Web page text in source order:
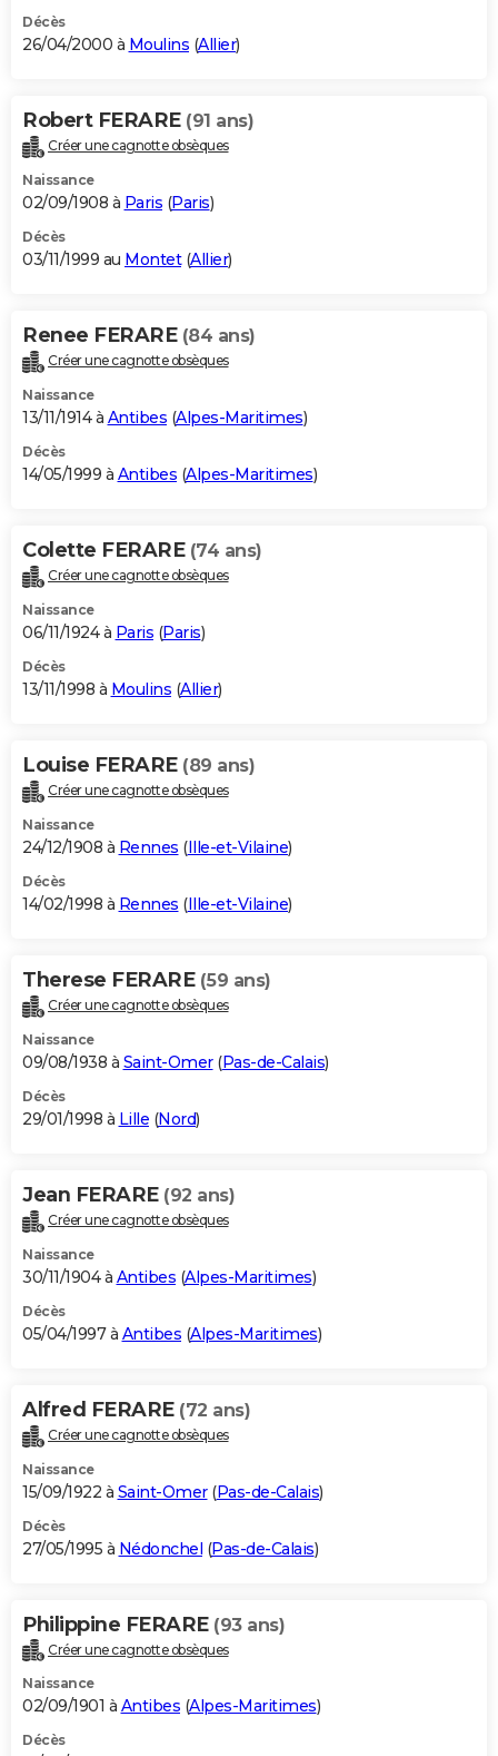
Décès
26/04/2000 à Moulins (Allier)
Robert FERARE (91 ans)
Créer une cagnotte obsèques
Naissance
02/09/1908 à Paris (Paris)
Décès
03/11/1999 au Montet(Allier)
Renee FERARE (84 ans)
Créer une cagnotte obsèques
Naissance
13/11/1914 à Antibes (Alpes-Maritimes)
Décès
14/05/1999 à Antibes (Alpes-Maritimes)
Colette FERARE (74 ans)
Créer une cagnotte obsèques
Naissance
06/11/1924 à Paris (Paris)
Décès
13/11/1998 à Moulins (Allier)
Louise FERARE (89 ans)
Créer une cagnotte obsèques
Naissance
24/12/1908 à Rennes (Ille-et-Vilaine)
Décès
14/02/1998 à Rennes (Ille-et-Vilaine)
Therese FERARE (59 ans)
Créer une cagnotte obsèques
Naissance
09/08/1938 à Saint-Omer(Pas-de-Calais)
Décès
29/01/1998 à Lille (Nord)
Jean FERARE (92 ans)
Créer une cagnotte obsèques
Naissance
30/11/1904 à Antibes (Alpes-Maritimes)
Décès
05/04/1997 à Antibes (Alpes-Maritimes)
Alfred FERARE (72 ans)
Créer une cagnotte obsèques
Naissance
15/09/1922 à Saint-Omer(Pas-de-Calais)
Décès
27/05/1995 à Nédonchel (Pas-de-Calais)
Philippine FERARE (93 ans)
Créer une cagnotte obsèques
Naissance
02/09/1901 à Antibes (Alpes-Maritimes)
Décès